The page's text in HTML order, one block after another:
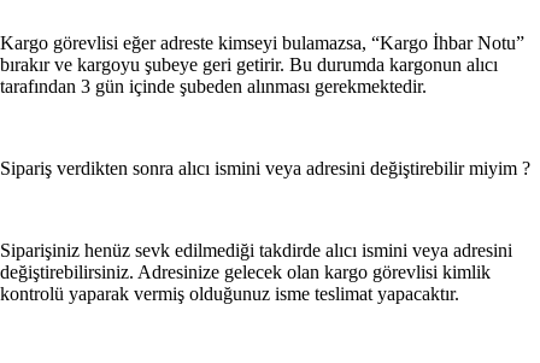
Kargo görevlisi eğer adreste kimseyi bulamazsa, “Kargo İhbar Notu”
bırakır ve kargoyu şubeye geri getirir. Bu durumda kargonun alıcı
tarafından 3 gün içinde şubeden alınması gerekmektedir.
Sipariş verdikten sonra alıcı ismini veya adresini değiştirebilir miyim ?
Siparişiniz henüz sevk edilmediği takdirde alıcı ismini veya adresini
değiştirebilirsiniz. Adresinize gelecek olan kargo görevlisi kimlik
kontrolü yaparak vermiş olduğunuz isme teslimat yapacaktır.